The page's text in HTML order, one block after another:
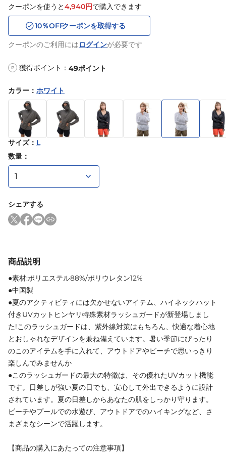
クーポンを使うと4,940円で購入できます
10％OFFクーポンを取得する
クーポンのご利用にはログインが必要です
P 獲得ポイント： 49ポイント
カラー ： ホワイト
サイズ： L
数量：
シェアする
商品説明
●素材:ポリエステル88%/ポリウレタン12%
●中国製
●夏のアクティビティには欠かせないアイテム、ハイネックハット
付きUVカットヒンヤリ特殊素材ラッシュガードが新登場しまし
た!このラッシュガードは、紫外線対策はもちろん、快適な着心地
とおしゃれなデザインを兼ね備えています。暑い季節にぴったり
のこのアイテムを手に入れて、アウトドアやビーチで思いっきり
楽しんでみませんか
●このラッシュガードの最大の特徴は、その優れたUVカット機能
です。日差しが強い夏の日でも、安心して外出できるように設計
されています。夏の日差しからあなたの肌をしっかり守ります。
ビーチやプールでの水遊び、アウトドアでのハイキングなど、さ
まざまなシーンで活躍します。
【商品の購入にあたっての注意事項】